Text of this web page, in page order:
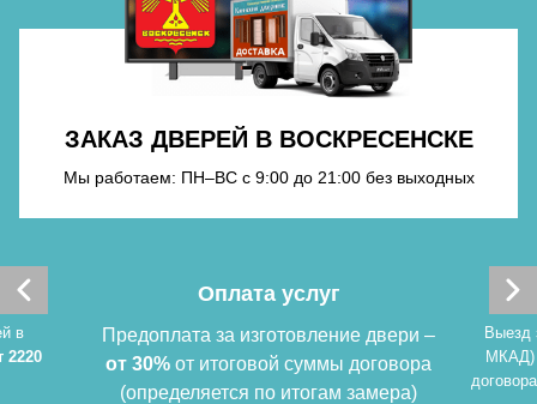
ЗАКАЗ ДВЕРЕЙ В ВОСКРЕСЕНСКЕ
Мы работаем: ПН–ВС с 9:00 до 21:00 без выходных
в
2220
Оплата услуг
Предоплата за изготовление двери –
от 30% от итоговой суммы договора
(определяется по итогам замера)
Выезд